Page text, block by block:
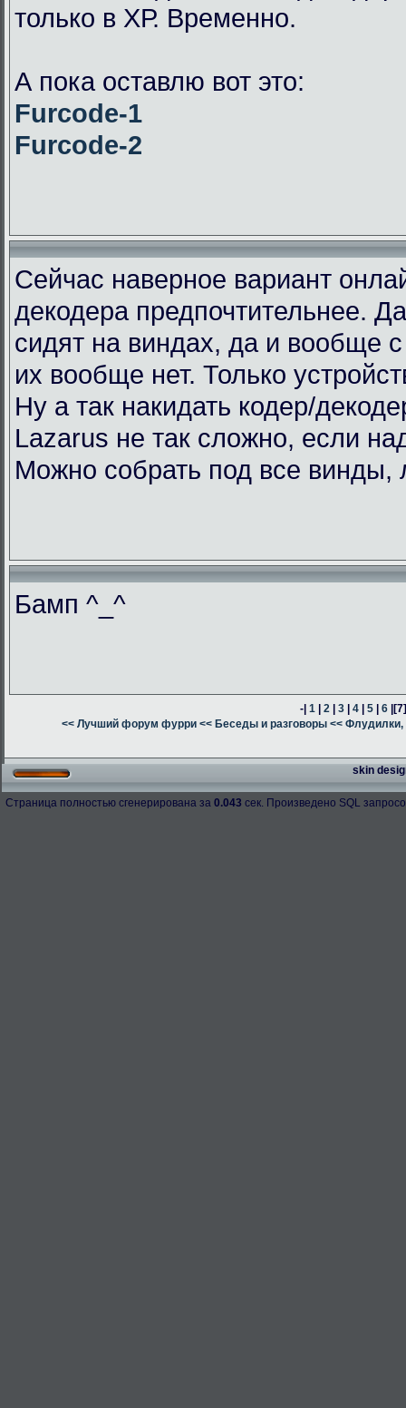
только в ХР. Временно.
А пока оставлю вот это:
Furcode-1
Furcode-2
Сейчас наверное вариант
декодера предпочтительнее.
сидят на виндах, да и вообще с
их вообще нет. Только
Ну а так накидать кодер/
Lazarus не так сложно, если
Можно собрать под все винды,
Бамп ^_^
-|1 |2 |3 |4 |5 |6 |
<< Лучший форум фурри << Беседы и разговоры << Флудилки,
skin
Страница полностью сгенерирована за 0.043 сек. Произведено SQL